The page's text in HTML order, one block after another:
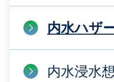
内水ハザ
内水浸水